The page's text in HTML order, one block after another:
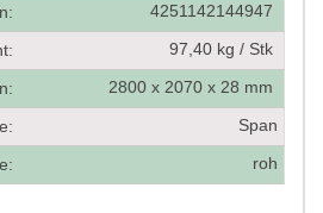
4251142144947
97,40 kg / Stk
2800 x 2070 x 28 mm
Span
roh